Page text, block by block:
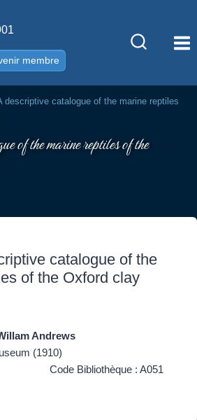
membre
descriptive catalogue of the marine reptiles
of the marine reptiles of the
catalogue of the
of the Oxford clay
Andrews
(1910)
Code Bibliothèque : A051